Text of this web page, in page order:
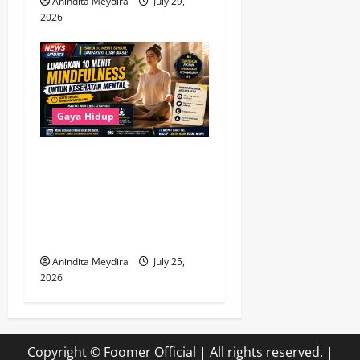
2026
Gaya Hidup
Anindita Meydira
July 25,
2026
Copyright © Foomer Official | All rights reserved. |